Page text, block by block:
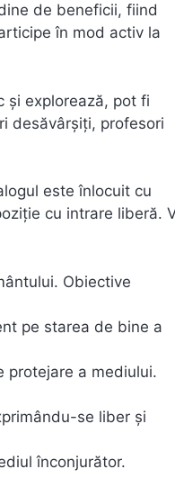
de beneficii, fiind
în mod activ la
și explorează, pot fi
desăvârșiți, profesori
este înlocuit cu
cu intrare liberă.
Obiective
pe starea de bine a
protejare a mediului.
se liber și
înconjurător.